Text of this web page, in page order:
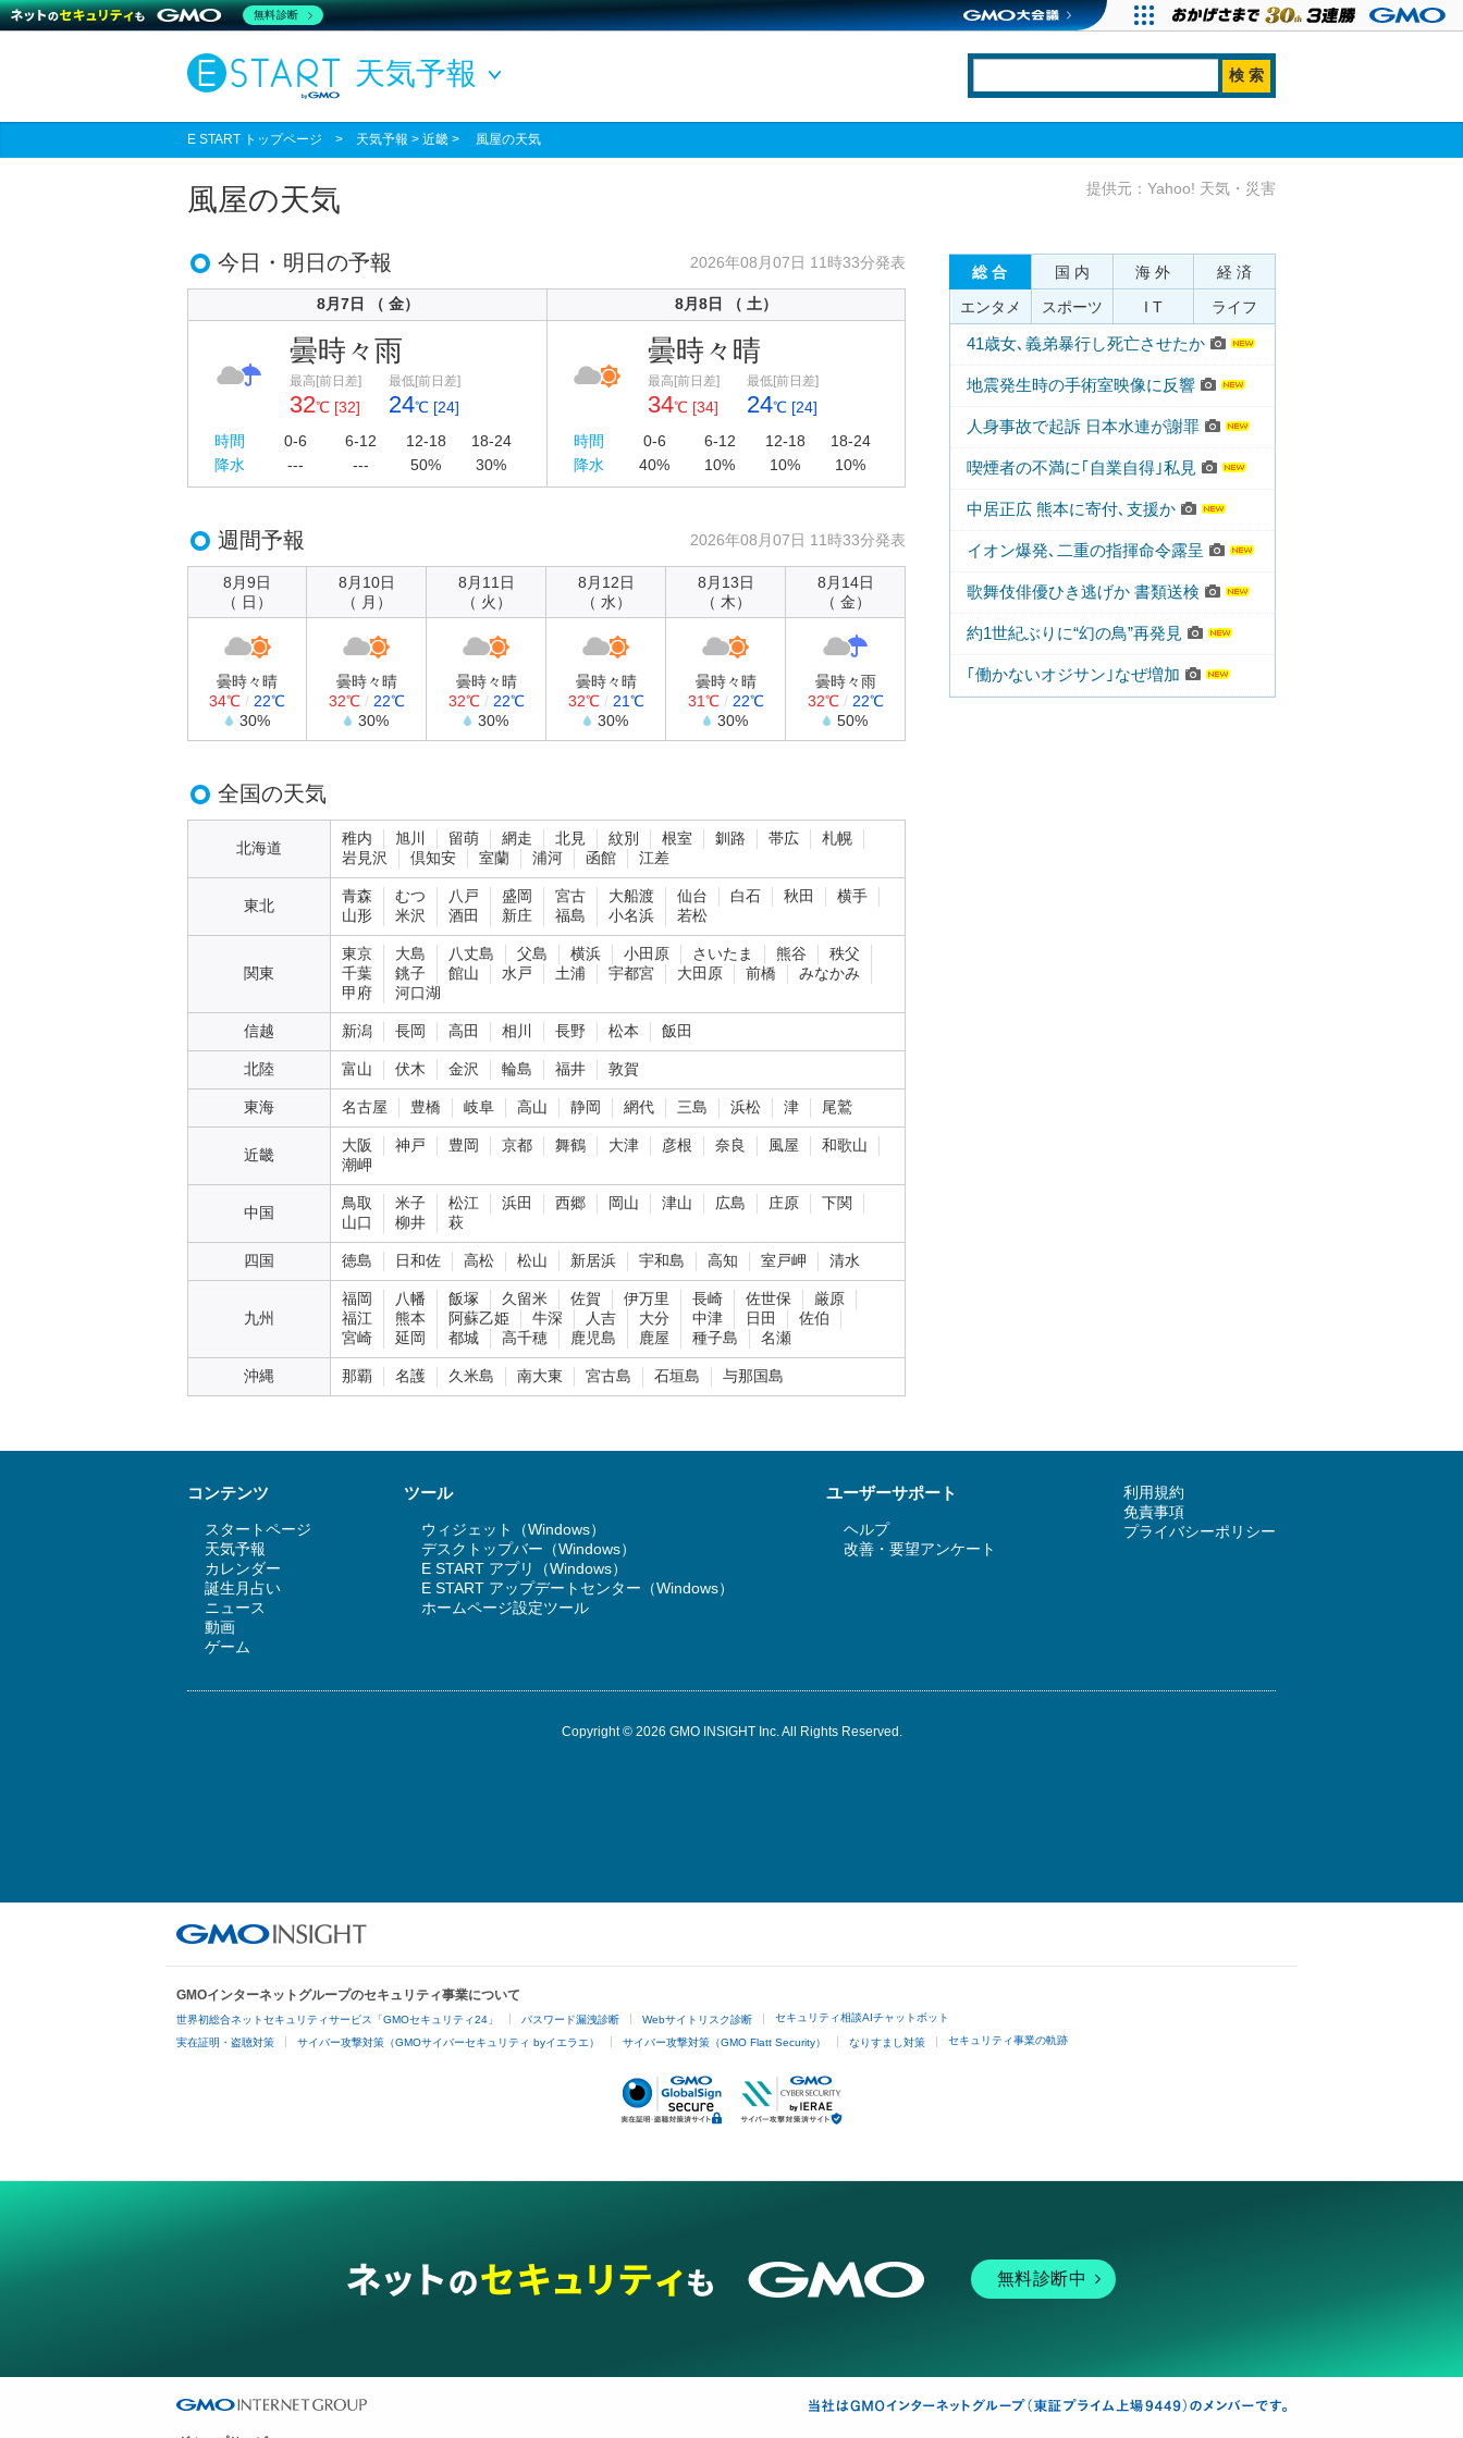
天気予報
E START トップページ > 天気予報 > 近畿 > 風屋の天気
風屋の天気
今日・明日の予報 2026年08月07日 11時33分発表
8月7日 （ 金） 8月8日 （ 土）
曇時々雨
最高[前日差]
32℃ [32]
最低[前日差]
24℃ [24]
曇時々晴
最高[前日差]
34℃ [34]
最低[前日差]
24℃ [24]
時間
0-6 6-12 12-18
18-24
降水
--- --- 50% 30%
時間 0-6 6-12 12-18
18-24
降水
40% 10% 10% 10%
週間予報 2026年08月07日 11時33分発表
8月9日
（ 日）
8月10日
（ 月）
8月11日
（ 火）
8月12日
（ 水）
8月13日
（ 木）
8月14日
（ 金）
曇時々晴
34℃ / 22℃
30%
曇時々晴
32℃/ 22℃
30%
曇時々晴
32℃/ 22℃
30%
曇時々晴
32℃/ 21℃
30%
曇時々晴
31℃/ 22℃
30%
曇時々雨
32℃/ 22℃
50%
全国の天気
北海道
稚内 旭川 留萌 網走 北見 紋別 根室 釧路 帯広
札幌
岩見沢
倶知安 室蘭 浦河 函館 江差
東北
青森 むつ 八戸 盛岡 宮古 大船渡 仙台 白石 秋田
横手
山形
米沢 酒田 新庄 福島 小名浜 若松
関東
東京 大島 八丈島 父島 横浜 小田原 さいたま 熊谷
秩父
千葉
銚子 館山 水戸 土浦 宇都宮 大田原 前橋
みなかみ
甲府
河口湖
信越 新潟 長岡 高田 相川 長野 松本 飯田
北陸 富山 伏木 金沢 輪島 福井 敦賀
東海 名古屋 豊橋 岐阜 高山 静岡 網代 三島 浜松 津 尾鷲
近畿
大阪 神戸 豊岡 京都 舞鶴 大津 彦根 奈良 風屋
和歌山
潮岬
中国
鳥取 米子 松江 浜田 西郷 岡山 津山 広島 庄原
下関
山口
柳井 萩
四国 徳島 日和佐 高松 松山 新居浜 宇和島 高知 室戸岬 清水
九州
福岡 八幡 飯塚 久留米 佐賀 伊万里 長崎 佐世保
厳原
福江
熊本 阿蘇乙姫 牛深 人吉 大分 中津 日田
佐伯
宮崎
延岡 都城 高千穂 鹿児島 鹿屋 種子島 名瀬
沖縄 那覇 名護 久米島 南大東 宮古島 石垣島 与那国島
提供元：Yahoo! 天気・災害
総 合 国 内 海 外
経 済
エンタメ
スポーツ I T ライフ
41歳女､義弟暴行し死亡させたか
地震発生時の手術室映像に反響
人身事故で起訴 日本水連が謝罪
喫煙者の不満に｢自業自得｣私見
中居正広 熊本に寄付､支援か
イオン爆発､二重の指揮命令露呈
歌舞伎俳優ひき逃げか 書類送検
約1世紀ぶりに“幻の鳥”再発見
｢働かないオジサン｣なぜ増加
コンテンツ
スタートページ
天気予報
カレンダー
誕生月占い
ニュース
動画
ゲーム
ツール
ウィジェット（Windows）
デスクトップバー（Windows）
E START アプリ（Windows）
E START アップデートセンター（Windows）
ホームページ設定ツール
ユーザーサポート
ヘルプ
改善・要望アンケート
利用規約
免責事項
プライバシーポリシー
Copyright © 2026 GMO INSIGHT Inc. All Rights Reserved.
GMOインターネットグループのセキュリティ事業について
世界初総合ネットセキュリティサービス「GMOセキュリティ24」 パスワード漏洩診断 Webサイトリスク診断 セキュリティ相談AIチャットボット
実在証明・盗聴対策 サイバー攻撃対策（GMOサイバーセキュリティ byイエラエ） サイバー攻撃対策（GMO Flatt Security） なりすまし対策 セキュリティ事業の軌跡
無料診断中
無料診断